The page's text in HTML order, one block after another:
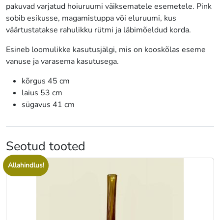
pakuvad varjatud hoiuruumi väiksematele esemetele. Pink
sobib esikusse, magamistuppa või eluruumi, kus
väärtustatakse rahulikku rütmi ja läbimõeldud korda.
Esineb loomulikke kasutusjälgi, mis on kooskõlas eseme
vanuse ja varasema kasutusega.
kõrgus 45 cm
laius 53 cm
sügavus 41 cm
Seotud tooted
Allahindlus!